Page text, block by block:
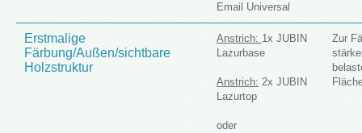
Email Universal
Erstmalige
Färbung/Außen/sichtbare
Holzstruktur
Anstrich: 1x JUBIN
Lazurbase
Anstrich: 2x JUBIN
Lazurtop
oder
Zur